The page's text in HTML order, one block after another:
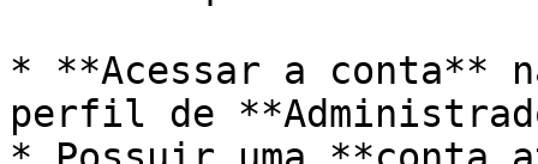
* **Acessar a conta**
perfil de